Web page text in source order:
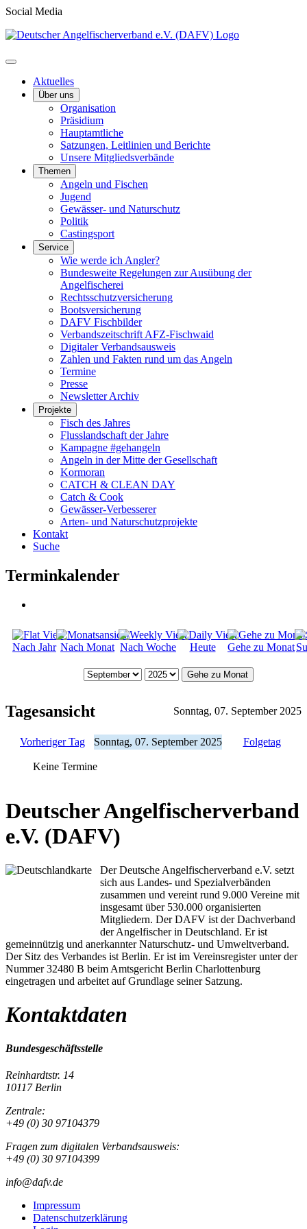
Social Media
Aktuelles
Über uns
Organisation
Präsidium
Hauptamtliche
Satzungen, Leitlinien und Berichte
Unsere Mitgliedsverbände
Themen
Angeln und Fischen
Jugend
Gewässer- und Naturschutz
Politik
Castingsport
Service
Wie werde ich Angler?
Bundesweite Regelungen zur Ausübung der
Angelfischerei
Rechtsschutzversicherung
Bootsversicherung
DAFV Fischbilder
Verbandszeitschrift AFZ-Fischwaid
Digitaler Verbandsausweis
Zahlen und Fakten rund um das Angeln
Termine
Presse
Newsletter Archiv
Projekte
Fisch des Jahres
Flusslandschaft der Jahre
Kampagne #gehangeln
Angeln in der Mitte der Gesellschaft
Kormoran
CATCH & CLEAN DAY
Catch & Cook
Gewässer-Verbesserer
Arten- und Naturschutzprojekte
Kontakt
Suche
Terminkalender
Nach Jahr Nach Monat Nach Woche Heute Gehe zu Monat
Gehe zu Monat
Tagesansicht Sonntag, 07. September 2025
Vorheriger Tag Sonntag, 07. September 2025 Folgetag
Keine Termine
Deutscher Angelfischerverband
e.V. (DAFV)
Der Deutsche Angelfischerverband e.V. setzt
sich aus Landes- und Spezialverbänden
zusammen und vereint rund 9.000 Vereine mit
insgesamt über 530.000 organisierten
Mitgliedern. Der DAFV ist der Dachverband
der Angelfischer in Deutschland. Er ist
gemeinnützig und anerkannter Naturschutz- und Umweltverband.
Der Sitz des Verbandes ist Berlin. Er ist im Vereinsregister unter der
Nummer 32480 B beim Amtsgericht Berlin Charlottenburg
eingetragen und arbeitet auf Grundlage seiner Satzung.
Kontaktdaten
Bundesgeschäftsstelle
Reinhardtstr. 14
10117 Berlin
Zentrale:
+49 (0) 30 97104379
Fragen zum digitalen Verbandsausweis:
+49 (0) 30 97104399
info@dafv.de
Impressum
Datenschutzerklärung